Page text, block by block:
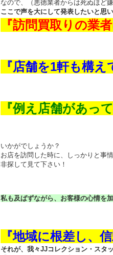
なので、（悪徳業者からは死ぬほど
ここで声を大にして発表したいと思い
『訪問買取りの業
『店舗を1軒も構
『例え店舗があっ
いかがでしょうか？
お店を訪問した時に、しっかりと事
非探して見て下さい！
私も及ばずながら、お客様の心情を
『地域に根差し、
それが、我々JJコレクション・スタ